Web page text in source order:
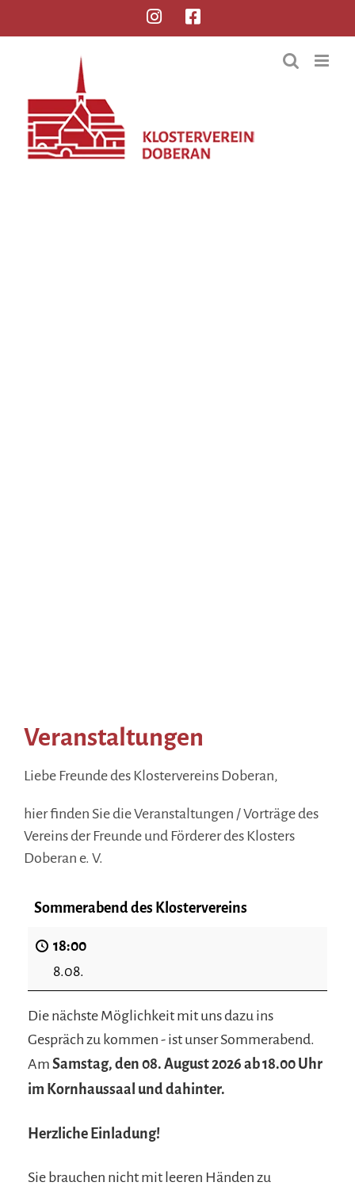
Veranstaltungen
Liebe Freunde des Klostervereins Doberan,
hier finden Sie die Veranstaltungen / Vorträge des
Vereins der Freunde und Förderer des Klosters
Doberan e. V.
Sommerabend des Klostervereins
18:00
8.08.
Die nächste Möglichkeit mit uns dazu ins
Gespräch zu kommen - ist unser Sommerabend.
Am Samstag, den 08. August 2026 ab 18.00 Uhr
im Kornhaussaal und dahinter.
Herzliche Einladung!
Sie brauchen nicht mit leeren Händen zu